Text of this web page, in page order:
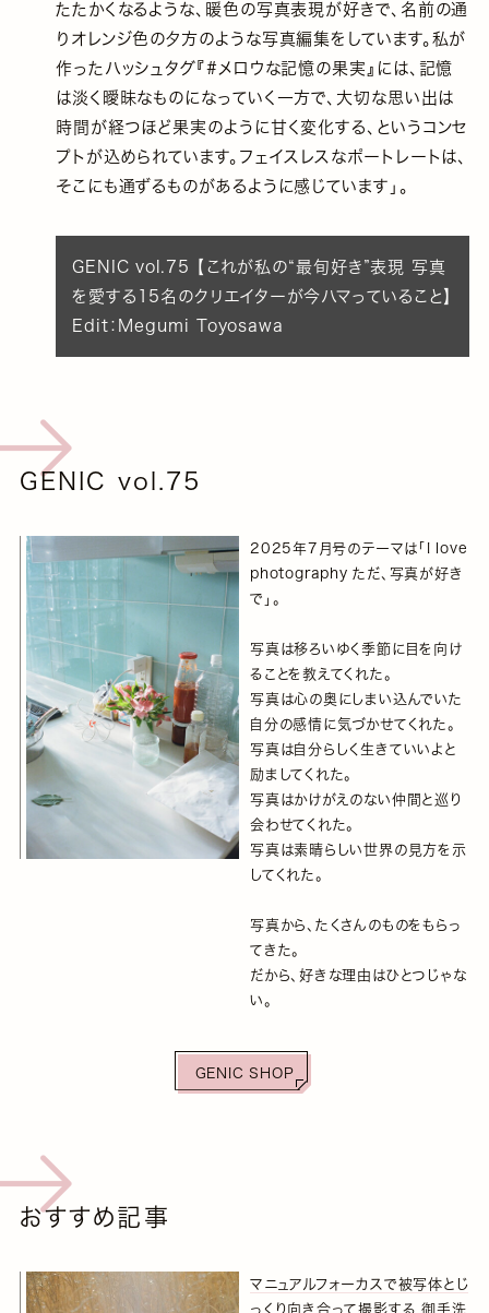
たたかくなるような、暖色の写真表現が好きで、名前の通
りオレンジ色の夕方のような写真編集をしています。私が
作ったハッシュタグ『#メロウな記憶の果実』には、記憶
は淡く曖昧なものになっていく一方で、大切な思い出は
時間が経つほど果実のように甘く変化する、というコンセ
プトが込められています。フェイスレスなポートレートは、
そこにも通ずるものがあるように感じています」。
GENIC vol.75 【これが私の“最旬好き”表現 写真
を愛する15名のクリエイターが今ハマっていること】
Edit：Megumi Toyosawa
GENIC vol.75
2025年7月号のテーマは「I love
photography ただ、写真が好き
で」。
写真は移ろいゆく季節に目を向け
ることを教えてくれた。
写真は心の奥にしまい込んでいた
自分の感情に気づかせてくれた。
写真は自分らしく生きていいよと
励ましてくれた。
写真はかけがえのない仲間と巡り
会わせてくれた。
写真は素晴らしい世界の見方を示
してくれた。
写真から、たくさんのものをもらっ
てきた。
だから、好きな理由はひとつじゃな
い。
GENIC SHOP
おすすめ記事
マニュアルフォーカスで被写体とじ
っくり向き合って撮影する 御手洗